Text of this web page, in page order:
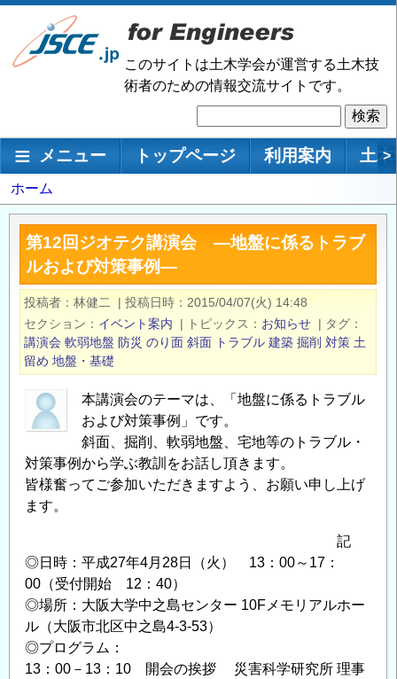
メ
ン
移
このサイトは土木学会が運営する土木技
術者のための情報交流サイトです。
索
メインナビゲーション
メニュー トップページ 利用案内 土 >
パ
ン
く
ホーム
第12回ジオテク講演会 ―地盤に係るトラブ
ルおよび対策事例―
投稿者 林健二 | 投稿日時
2015/04/07(火) 14:48
セクション
イベント案内 | トピックス お知らせ | タグ
講演会 軟弱地盤 防災 のり面 斜面 トラブル 建築 掘削 対策 土
留め 地盤・基礎
本講演会のテーマは、「地盤に係るトラブル
および対策事例」です。
斜面、掘削、軟弱地盤、宅地等のトラブル・
対策事例から学ぶ教訓をお話し頂きます。
皆様奮ってご参加いただきますよう、お願い申し上げ
ます。
記
◎日時：平成27年4月28日（火） 13：00～17：
00（受付開始 12：40）
◎場所：大阪大学中之島センター 10Fメモリアルホー
ル（大阪市北区中之島4-3-53）
◎プログラム：
13：00－13：10 開会の挨拶 災害科学研究所 理事